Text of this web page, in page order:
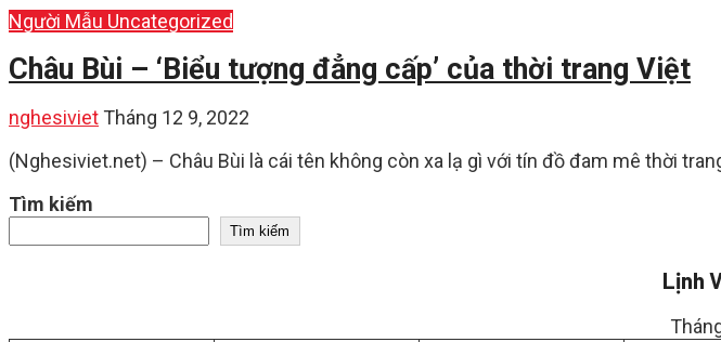
Người Mẫu Uncategorized
Châu Bùi – ‘Biểu tượng đẳng cấp’ của thời trang Việt
nghesiviet Tháng 12 9, 2022
(Nghesiviet.net) – Châu Bùi là cái tên không còn xa lạ gì với tín đồ đam mê thời
Tìm kiếm
Tìm kiếm
Lịnh